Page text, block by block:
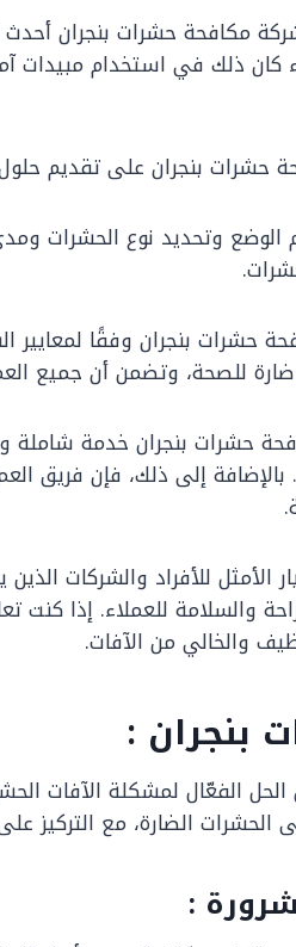
مكافحة حشرات بنجران أحدث
كان ذلك في استخدام مبيدات
الوضع وتحديد نوع الحشرات
حشرات بنجران وفقًا لمعايير
ضارة للصحة، وتضمن أن جميع
حشرات بنجران خدمة
إلى ذلك، فإن فريق
الأمثل للأفراد والشركات
والسلامة للعملاء. إذا
والخالي من الآفات.
بنجران :
الفعّال لمشكلة الآفات
الضارة، مع التركيز
: